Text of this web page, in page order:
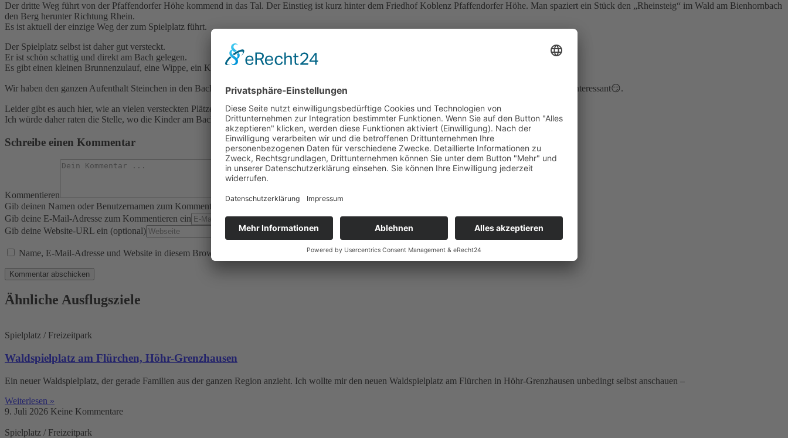
Der dritte Weg führt von der Pfaffendorfer Höhe kommend in das Tal. Der Einstieg ist kurz hinter dem Friedhof Koblenz Pfaffendorfer Höhe. Man spaziert ein Stück den „Rheinsteig“ im Wald am Bienhornbach
den Berg herunter Richtung Rhein.
Es ist aktuell der einzige Weg der zum Spielplatz führt.
Der Spielplatz selbst ist daher gut versteckt.
Er ist schön schattig und direkt am Bach gelegen.
Es gibt einen kleinen Brunnenzulauf, eine Wippe, ein Klettergerüst und eine Seilbahn. Daneben gibt es eine kleine Hütte und einen Picknicktisch.
Wir haben den ganzen Aufenthalt Steinchen in den Bach geworfen und am Brunnen gespielt. Sobald Wasser in der Nähe ist, sind die Spielgeräte meist uninteressant😏.
Leider gibt es auch hier, wie an vielen versteckten Plätzen, und oft auf Spielplätzen, einige Scherben, in diesem Fall im Bachlauf😞.
Ich würde daher raten die Stelle, wo die Kinder am Bach spielen zu checken.
Schreibe einen Kommentar
Kommentieren
Gib deinen Namen oder Benutzernamen zum Kommentieren ein
Gib deine E-Mail-Adresse zum Kommentieren ein
Gib deine Website-URL ein (optional)
Name, E-Mail-Adresse und Website in diesem Browser für meinen nächsten Kommentar speichern.
Ähnliche Ausflugsziele
Spielplatz / Freizeitpark
Waldspielplatz am Flürchen, Höhr-Grenzhausen
Ein neuer Waldspielplatz, der gerade Familien aus der ganzen Region anzieht. Ich wollte mir den neuen Waldspielplatz am Flürchen in Höhr-Grenzhausen unbedingt selbst anschauen –
Weiterlesen »
9. Juli 2026 Keine Kommentare
Spielplatz / Freizeitpark